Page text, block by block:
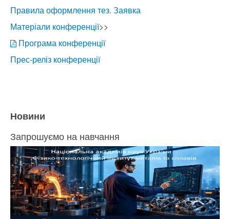
Правила оформлення тез. Заявка
Матеріали конференції>>
Програма конференції
Прес-реліз конференції
Новини
Запрошуємо на навчання